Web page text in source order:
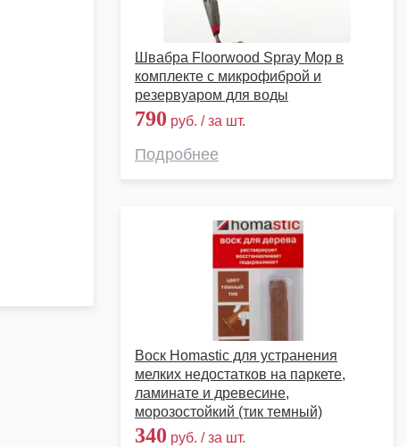
Швабра Floorwood Spray Mop в
комплекте с микрофиброй и
резервуаром для воды
790 руб. / за шт.
Подробнее
Воск Homastic для устранения
мелких недостатков на паркете,
ламинате и древесине,
морозостойкий (тик темный)
340 руб. / за шт.